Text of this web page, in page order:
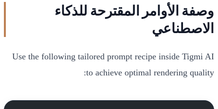
وصفة الأوامر المقترحة للذكاء
الاصطناعي
Use the following tailored prompt recipe inside Tigmi AI
to achieve optimal rendering quality: